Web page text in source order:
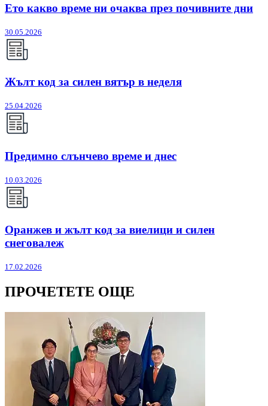
Ето какво време ни очаква през почивните дни
30.05.2026
Жълт код за силен вятър в неделя
25.04.2026
Предимно слънчево време и днес
10.03.2026
Оранжев и жълт код за виелици и силен
снеговалеж
17.02.2026
ПРОЧЕТЕТЕ ОЩЕ